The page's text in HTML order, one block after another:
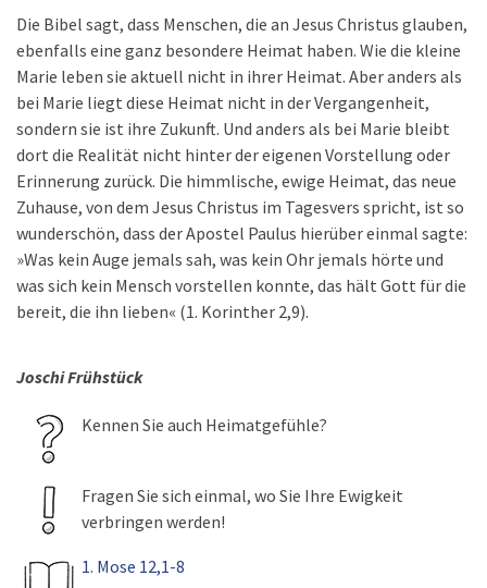
Die Bibel sagt, dass Menschen, die an Jesus Christus glauben,
ebenfalls eine ganz besondere Heimat haben. Wie die kleine
Marie leben sie aktuell nicht in ihrer Heimat. Aber anders als
bei Marie liegt diese Heimat nicht in der Vergangenheit,
sondern sie ist ihre Zukunft. Und anders als bei Marie bleibt
dort die Realität nicht hinter der eigenen Vorstellung oder
Erinnerung zurück. Die himmlische, ewige Heimat, das neue
Zuhause, von dem Jesus Christus im Tagesvers spricht, ist so
wunderschön, dass der Apostel Paulus hierüber einmal sagte:
»Was kein Auge jemals sah, was kein Ohr jemals hörte und
was sich kein Mensch vorstellen konnte, das hält Gott für die
bereit, die ihn lieben« (1. Korinther 2,9).
Joschi Frühstück
Kennen Sie auch Heimatgefühle?
Fragen Sie sich einmal, wo Sie Ihre Ewigkeit
verbringen werden!
1. Mose 12,1-8